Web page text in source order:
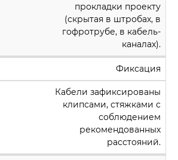
прокладки проекту
(скрытая в штробах, в
гофротрубе, в кабель-
каналах).
Фиксация
Кабели зафиксированы
клипсами, стяжками с
соблюдением
рекомендованных
расстояний.